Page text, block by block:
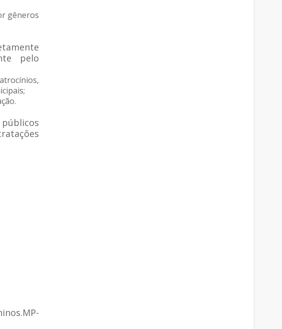
gêneros
pelo
MP-